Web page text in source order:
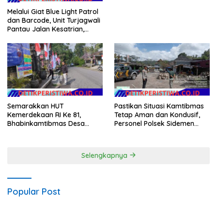
Melalui Giat Blue Light Patrol
dan Barcode, Unit Turjagwali
Pantau Jalan Kesatrian,
Semarakkan HUT
Kemerdekaan RI Ke 81,
Bhabinkamtibmas Desa
Pastikan Situasi Kamtibmas
Tetap Aman dan Kondusif,
Personel Polsek Sidemen
Selengkapnya
Popular Post